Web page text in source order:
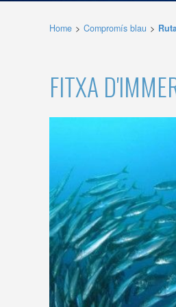
Home Compromís blau
FITXA